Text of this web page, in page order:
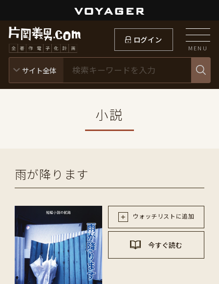
ログイン
MENU
小説
雨が降ります
ウォッチリストに追加
今すぐ読む